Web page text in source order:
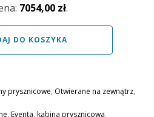
7054,00 zł.
DO KOSZYKA
prysznicowe, Otwierane na zewnątrz,
, Eventa, kabina prysznicowa,